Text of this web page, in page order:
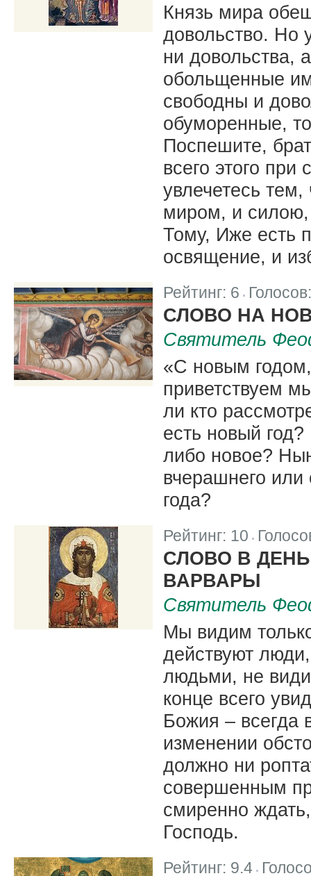
Князь мира
довольство. Но
ни довольства,
обольщенные
свободны и
обуморенные,
Поспешите,
всего этого при
увлечетесь
миром, и силою,
Тому, Иже есть
освящение, и
Рейтинг: 6 |
СЛОВО НА
Святитель
«С новым
приветствуем
ли кто
есть новый
либо новое?
вчерашнего
года?
Рейтинг: 10
СЛОВО В
ВАРВАРЫ
Святитель
Мы видим
действуют
людьми, не
конце всего
Божия – всегда
изменении
должно ни
совершенным
смиренно
Господь.
Рейтинг: 9.4